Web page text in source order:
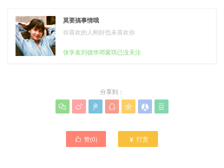
莫要搞事情哦
你喜欢的人刚好也未喜欢你
张学友刘德华邓紫琪已没关注
分享到：
      
 赞(0)  打赏